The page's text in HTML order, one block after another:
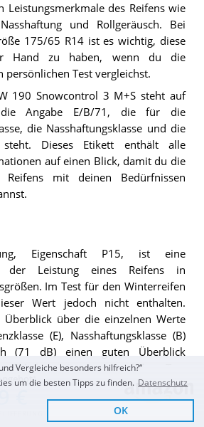
Leistungsmerkmale des Reifens wie
und Rollgeräusch. Bei
175/65 R14 ist es wichtig, diese
Hand zu haben, wenn du die
Test vergleichst.
190 Snowcontrol 3 M+S steht auf
die Angabe E/B/71, die für die
die Nasshaftungsklasse und die
steht. Dieses Etikett enthält alle
auf einen Blick, damit du die
Reifens mit deinen Bedürfnissen
Eigenschaft P15, ist eine
der Leistung eines Reifens in
Im Test für den Winterreifen
Wert jedoch nicht enthalten.
über die einzelnen Werte
(E), Nasshaftungsklasse (B)
(71 dB) einen guten Überblick
dich bei deinem persönlichen Test
65 R14 erwartet.
für den Pirelli W 190 Snowcontrol 3
angegeben ist, tut seiner
Vergleiche besonders hilfreich?“
um die besten Tipps zu finden. Datenschutz
OK